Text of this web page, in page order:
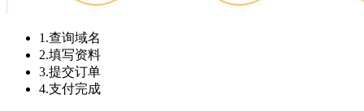
1.查询域名
2.填写资料
3.提交订单
4.支付完成